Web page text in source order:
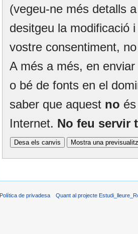
(vegeu-ne més detalls
desitgeu la modificació
vostre consentiment,
A més a més, en
o bé de fonts en el
saber que aquest no
Internet. No feu servir
Política de privadesa Quant al projecte